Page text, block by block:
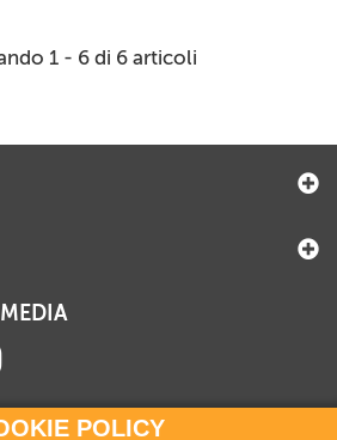
1 - 6 di 6 articoli
POLICY